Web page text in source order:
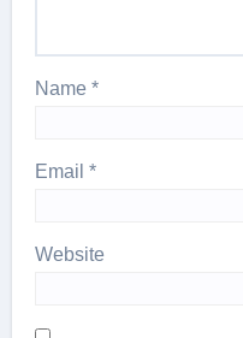
Name*
Email*
Website